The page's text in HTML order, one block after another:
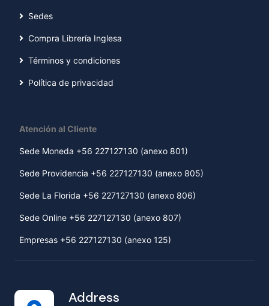
Sedes
Compra Librería Inglesa
Términos y condiciones
Política de privacidad
Atención al Cliente
Sede Moneda +56 227127130 (anexo 801)
Sede Providencia +56 227127130 (anexo 805)
Sede La Florida +56 227127130 (anexo 806)
Sede Online +56 227127130 (anexo 807)
Empresas +56 227127130 (anexo 125)
Address